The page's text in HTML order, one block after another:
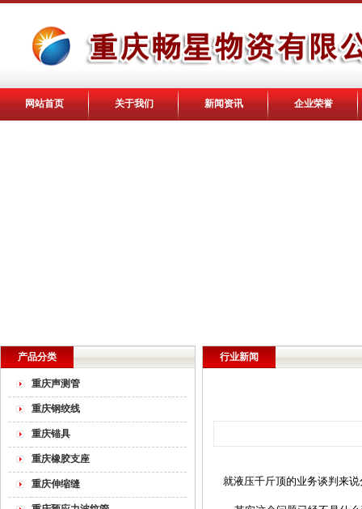
网站首页 关于我们 新闻资讯 企业荣誉
产品分类
重庆声测管
重庆钢绞线
重庆锚具
重庆橡胶支座
重庆伸缩缝
行业新闻
就液压千斤顶的业务谈判来说